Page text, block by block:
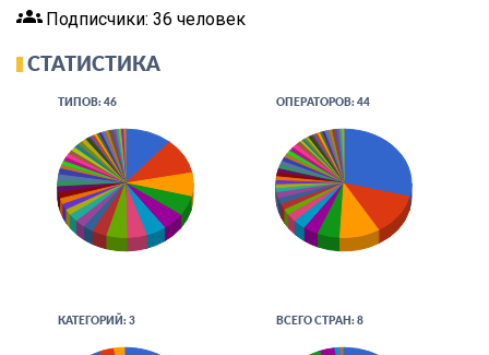
groups Подписчики: 36 человек
СТАТИСТИКА
ТИПОВ: 46 ОПЕРАТОРОВ: 44
КАТЕГОРИЙ: 3 ВСЕГО СТРАН: 8